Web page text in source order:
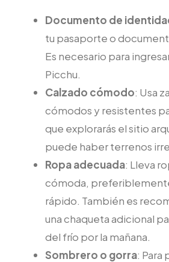
Documento de
tu pasaporte o
Es necesario para
Picchu.
Calzado cómodo: Usa
cómodos y resistentes
que explorarás el sitio
puede haber terrenos
Ropa adecuada: Lleva
cómoda,
rápido. También es
una chaqueta adicional
del frío por la mañana.
Sombrero o gorra: